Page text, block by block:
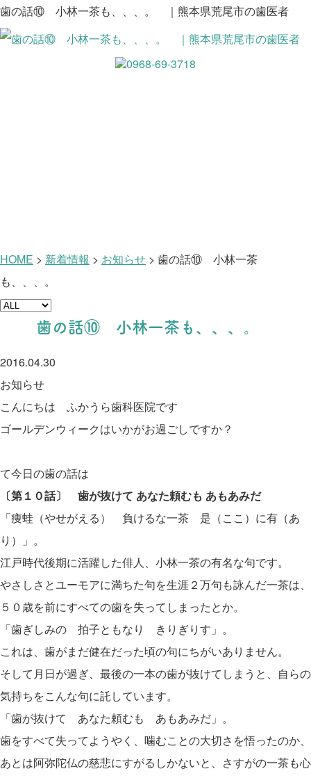
歯の話⑩ 小林一茶も、、、。 ｜熊本県荒尾市の歯医者
HOME > 新着情報 > お知らせ > 歯の話⑩ 小林一茶
も、、、。
歯の話⑩ 小林一茶も、、、。
2016.04.30
お知らせ
こんにちは ふかうら歯科医院です
ゴールデンウィークはいかがお過ごしですか？
て今日の歯の話は
〔第１０話〕 歯が抜けて あなた頼むも あもあみだ
「痩蛙（やせがえる） 負けるな一茶 是（ここ）に有（あ
り）」。
江戸時代後期に活躍した俳人、小林一茶の有名な句です。
やさしさとユーモアに満ちた句を生涯２万句も詠んだ一茶は、
５０歳を前にすべての歯を失ってしまったとか。
「歯ぎしみの 拍子ともなり きりぎりす」。
これは、歯がまだ健在だった頃の句にちがいありません。
そして月日が過ぎ、最後の一本の歯が抜けてしまうと、自らの
気持ちをこんな句に託しています。
「歯が抜けて あなた頼むも あもあみだ」。
歯をすべて失ってようやく、噛むことの大切さを悟ったのか、
あとは阿弥陀仏の慈悲にすがるしかないと、さすがの一茶も心